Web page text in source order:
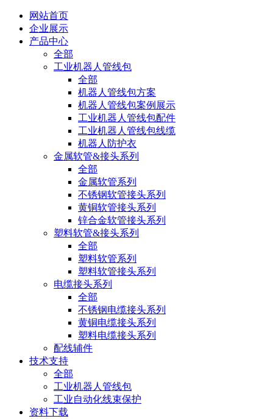
网站首页
企业展示
产品中心
全部
工业机器人管线包
全部
机器人管线包方案
机器人管线包案例展示
工业机器人管线包配件
工业机器人管线包线缆
机器人防护衣
金属软管&接头系列
全部
金属软管系列
不锈钢软管接头系列
黄铜软管接头系列
锌合金软管接头系列
塑料软管&接头系列
全部
塑料软管系列
塑料软管接头系列
电缆接头系列
全部
不锈钢电缆接头系列
黄铜电缆接头系列
塑料电缆接头系列
配线辅件
技术支持
全部
工业机器人管线包
工业自动化线束保护
资料下载